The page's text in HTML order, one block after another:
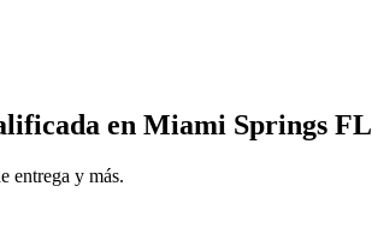
en Miami Springs FL
entrega y más.